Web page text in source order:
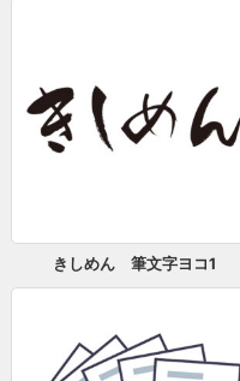
きしめん 筆文字ヨコ1